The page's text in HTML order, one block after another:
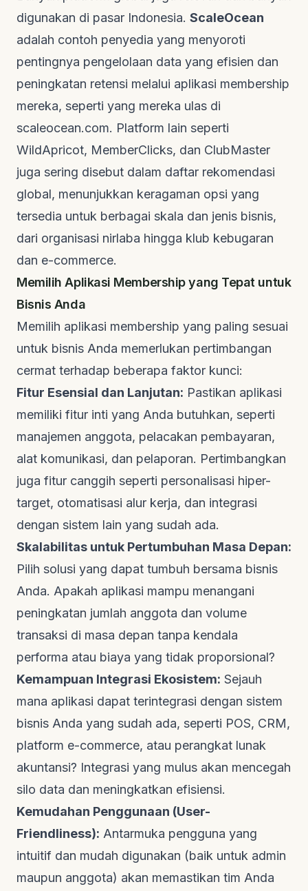
digunakan di pasar Indonesia. ScaleOcean
adalah contoh penyedia yang menyoroti
pentingnya pengelolaan data yang efisien dan
peningkatan retensi melalui aplikasi membership
mereka, seperti yang mereka ulas di
scaleocean.com. Platform lain seperti
WildApricot, MemberClicks, dan ClubMaster
juga sering disebut dalam daftar rekomendasi
global, menunjukkan keragaman opsi yang
tersedia untuk berbagai skala dan jenis bisnis,
dari organisasi nirlaba hingga klub kebugaran
dan e-commerce.
Memilih Aplikasi Membership yang Tepat untuk
Bisnis Anda
Memilih aplikasi membership yang paling sesuai
untuk bisnis Anda memerlukan pertimbangan
cermat terhadap beberapa faktor kunci:
Fitur Esensial dan Lanjutan: Pastikan aplikasi
memiliki fitur inti yang Anda butuhkan, seperti
manajemen anggota, pelacakan pembayaran,
alat komunikasi, dan pelaporan. Pertimbangkan
juga fitur canggih seperti personalisasi hiper-
target, otomatisasi alur kerja, dan integrasi
dengan sistem lain yang sudah ada.
Skalabilitas untuk Pertumbuhan Masa Depan:
Pilih solusi yang dapat tumbuh bersama bisnis
Anda. Apakah aplikasi mampu menangani
peningkatan jumlah anggota dan volume
transaksi di masa depan tanpa kendala
performa atau biaya yang tidak proporsional?
Kemampuan Integrasi Ekosistem: Sejauh
mana aplikasi dapat terintegrasi dengan sistem
bisnis Anda yang sudah ada, seperti POS, CRM,
platform e-commerce, atau perangkat lunak
akuntansi? Integrasi yang mulus akan mencegah
silo data dan meningkatkan efisiensi.
Kemudahan Penggunaan (User-
Friendliness): Antarmuka pengguna yang
intuitif dan mudah digunakan (baik untuk admin
maupun anggota) akan memastikan tim Anda